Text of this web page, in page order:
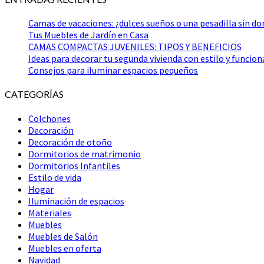
Camas de vacaciones: ¿dulces sueños o una pesadilla sin
Tus Muebles de Jardín en Casa
CAMAS COMPACTAS JUVENILES: TIPOS Y BENEFICIOS
Ideas para decorar tu segunda vivienda con estilo y
Consejos para iluminar espacios pequeños
CATEGORÍAS
Colchones
Decoración
Decoración de otoño
Dormitorios de matrimonio
Dormitorios Infantiles
Estilo de vida
Hogar
Iluminación de espacios
Materiales
Muebles
Muebles de Salón
Muebles en oferta
Navidad